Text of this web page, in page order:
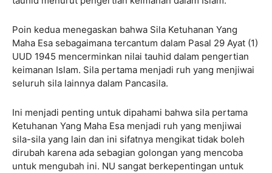
Poin kedua menegaskan bahwa Sila Ketuhanan Yang
Maha Esa sebagaimana tercantum dalam Pasal 29 Ayat (1)
UUD 1945 mencerminkan nilai tauhid dalam pengertian
keimanan Islam. Sila pertama menjadi ruh yang menjiwai
seluruh sila lainnya dalam Pancasila.
Ini menjadi penting untuk dipahami bahwa sila pertama
Ketuhanan Yang Maha Esa menjadi ruh yang menjiwai
sila-sila yang lain dan ini sifatnya mengikat tidak boleh
dirubah karena ada sebagian golongan yang mencoba
untuk mengubah ini. NU sangat berkepentingan untuk